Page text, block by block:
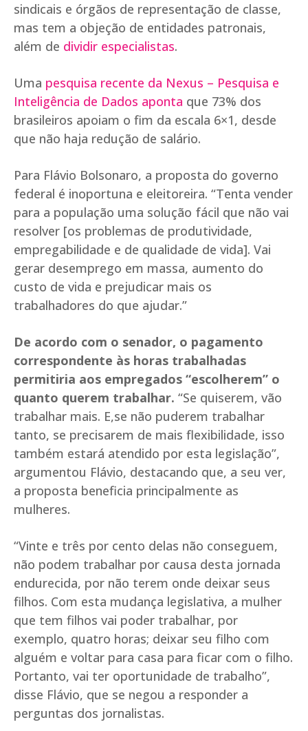
sindicais e órgãos de representação de classe,
mas tem a objeção de entidades patronais,
além de dividir especialistas.
Uma pesquisa recente da Nexus – Pesquisa e
Inteligência de Dados aponta que 73% dos
brasileiros apoiam o fim da escala 6×1, desde
que não haja redução de salário.
Para Flávio Bolsonaro, a proposta do governo
federal é inoportuna e eleitoreira. “Tenta vender
para a população uma solução fácil que não vai
resolver [os problemas de produtividade,
empregabilidade e de qualidade de vida]. Vai
gerar desemprego em massa, aumento do
custo de vida e prejudicar mais os
trabalhadores do que ajudar.”
De acordo com o senador, o pagamento
correspondente às horas trabalhadas
permitiria aos empregados “escolherem” o
quanto querem trabalhar. “Se quiserem, vão
trabalhar mais. E,se não puderem trabalhar
tanto, se precisarem de mais flexibilidade, isso
também estará atendido por esta legislação”,
argumentou Flávio, destacando que, a seu ver,
a proposta beneficia principalmente as
mulheres.
“Vinte e três por cento delas não conseguem,
não podem trabalhar por causa desta jornada
endurecida, por não terem onde deixar seus
filhos. Com esta mudança legislativa, a mulher
que tem filhos vai poder trabalhar, por
exemplo, quatro horas; deixar seu filho com
alguém e voltar para casa para ficar com o filho.
Portanto, vai ter oportunidade de trabalho”,
disse Flávio, que se negou a responder a
perguntas dos jornalistas.